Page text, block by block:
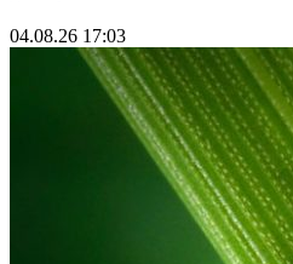
04.08.26 17:03